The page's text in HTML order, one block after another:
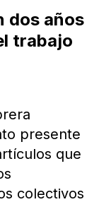
dos años
trabajo
presente
que
colectivos